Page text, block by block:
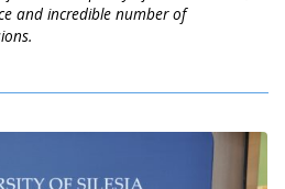
and incredible number of